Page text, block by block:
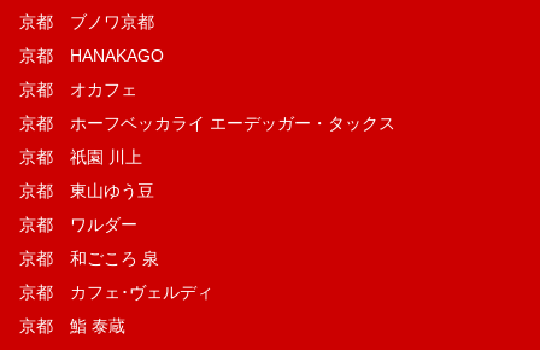
京都 ブノワ京都
京都 HANAKAGO
京都 オカフェ
京都 ホーフベッカライ エーデッガー・タックス
京都 祇園 川上
京都 東山ゆう豆
京都 ワルダー
京都 和ごころ 泉
京都 カフェ･ヴェルディ
京都 鮨 泰蔵